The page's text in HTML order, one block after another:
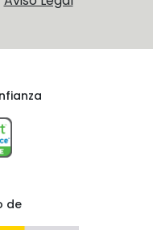
de